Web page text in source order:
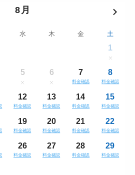
8月
水 木 金 土
1
5 6 7
料金確認
8
料金確認
12
料金確認
13
料金確認
14
料金確認
15
料金確認
19
料金確認
20
料金確認
21
料金確認
22
料金確認
26
料金確認
27
料金確認
28
料金確認
29
料金確認